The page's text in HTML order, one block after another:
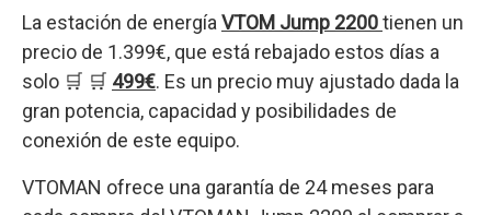
La estación de energía VTOM Jump 2200tienen un
precio de 1.399€, que está rebajado estos días a
solo 🛒 🛒 499€. Es un precio muy ajustado dada la
gran potencia, capacidad y posibilidades de
conexión de este equipo.
VTOMAN ofrece una garantía de 24 meses para